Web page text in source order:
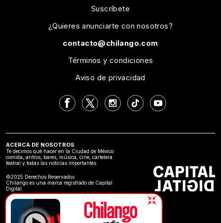
Suscríbete
¿Quieres anunciarte con nosotros?
contacto@chilango.com
Términos y condiciones
Aviso de privacidad
ACERCA DE NOSOTROS
Te decimos qué hacer en la Ciudad de México:
comida, antros, bares, música, cine, cartelera
teatral y todas las noticias importantes
©2025 Derechos Reservados
Chilango es una marca registrado de Capital
Digital.